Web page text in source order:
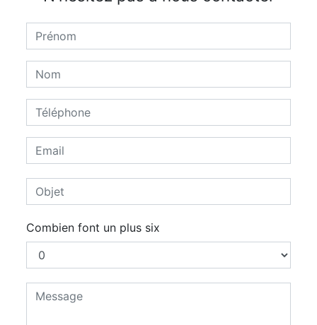
Combien font un plus six